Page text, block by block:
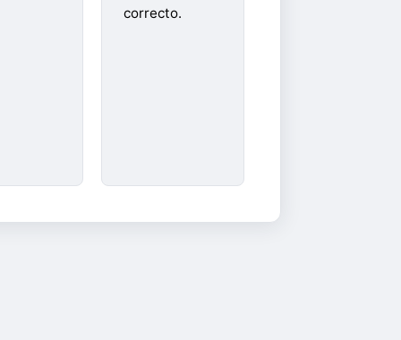
correcto.